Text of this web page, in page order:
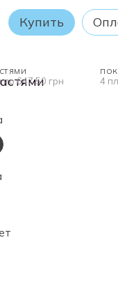
Купить
647.50 грн 4